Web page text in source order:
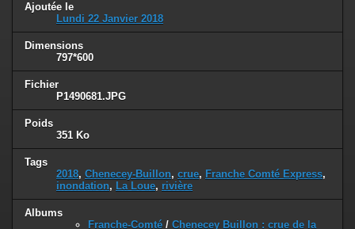
Ajoutée le
Lundi 22 Janvier 2018
Dimensions
797*600
Fichier
P1490681.JPG
Poids
351 Ko
Tags
2018, Chenecey-Buillon, crue, Franche Comté Express,
inondation, La Loue, rivière
Albums
Franche-Comté / Chenecey Buillon : crue de la